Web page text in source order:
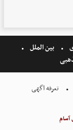
بین الملل
تعرفه اگهی